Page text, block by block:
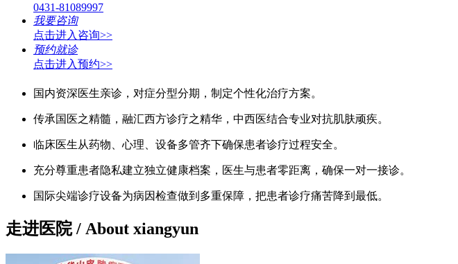
0431-81089997
我要咨询
点击进入咨询>>
预约就诊
点击进入预约>>
国内资深医生亲诊，对症分型分期，制定个性化治疗方案。
传承国医之精髓，融汇西方诊疗之精华，中西医结合专业对抗肌肤顽疾。
临床医生从药物、心理、设备多管齐下确保患者诊疗过程安全。
充分尊重患者隐私建立独立健康档案，医生与患者零距离，确保一对一接诊。
国际尖端诊疗设备为病因检查做到多重保障，把患者诊疗痛苦降到最低。
走进医院/ About xiangyun